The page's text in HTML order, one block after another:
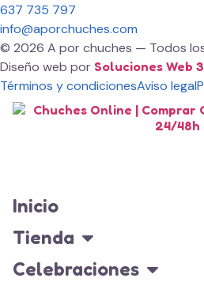
637 735 797
info@aporchuches.com
© 2026 A por chuches — Todos
Diseño web por Soluciones Web
Términos y condicionesAviso legal
Inicio
Tienda
Celebraciones